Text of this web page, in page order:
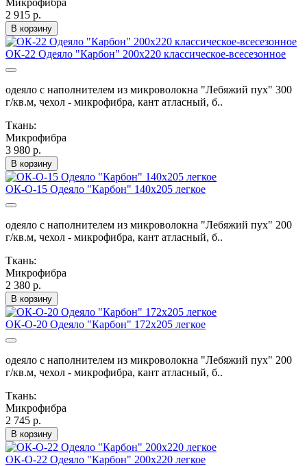
2 915 р.
В корзину
ОК-22 Одеяло "Карбон" 200х220 классическое-всесезонное
одеяло с наполнителем из микроволокна "Лебяжий пух" 300
г/кв.м, чехол - микрофибра, кант атласный, б..
Ткань:
Микрофибра
3 980 р.
В корзину
ОК-О-15 Одеяло "Карбон" 140х205 легкое
одеяло с наполнителем из микроволокна "Лебяжий пух" 200
г/кв.м, чехол - микрофибра, кант атласный, б..
Ткань:
Микрофибра
2 380 р.
В корзину
ОК-О-20 Одеяло "Карбон" 172х205 легкое
одеяло с наполнителем из микроволокна "Лебяжий пух" 200
г/кв.м, чехол - микрофибра, кант атласный, б..
Ткань:
Микрофибра
2 745 р.
В корзину
ОК-О-22 Одеяло "Карбон" 200х220 легкое